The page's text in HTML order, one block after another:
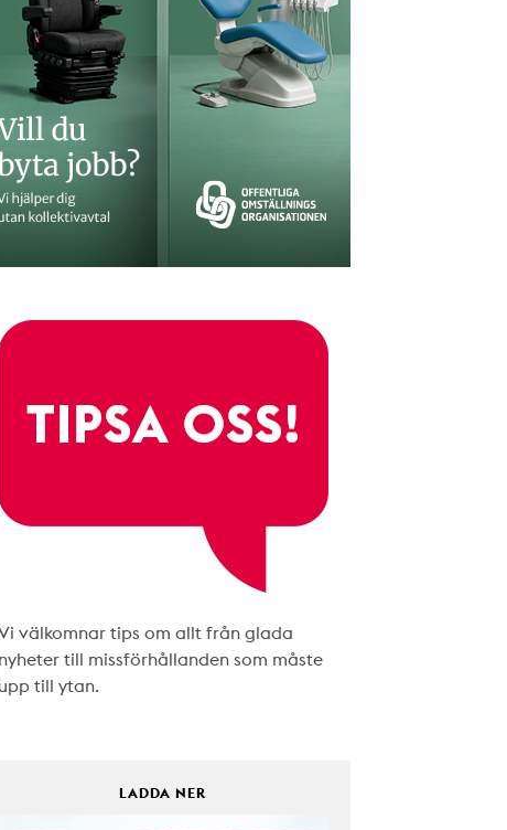
välkomnar tips om allt från glada
nyheter till missförhållanden som måste
upp till ytan.
LADDA NER